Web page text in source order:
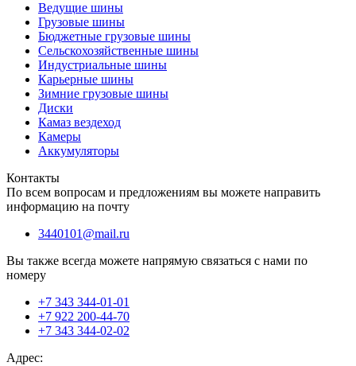
Ведущие шины
Грузовые шины
Бюджетные грузовые шины
Сельскохозяйственные шины
Индустриальные шины
Карьерные шины
Зимние грузовые шины
Диски
Камаз вездеход
Камеры
Аккумуляторы
Контакты
По всем вопросам и предложениям вы можете направить
информацию на почту
3440101@mail.ru
Вы также всегда можете напрямую связаться с нами по
номеру
+7 343 344-01-01
+7 922 200-44-70
+7 343 344-02-02
Адрес: